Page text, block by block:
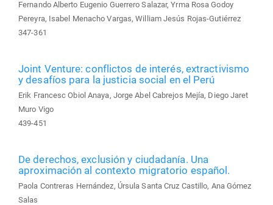
Fernando Alberto Eugenio Guerrero Salazar, Yrma Rosa Godoy
Pereyra, Isabel Menacho Vargas, William Jesús Rojas-Gutiérrez
347-361
Joint Venture: conflictos de interés, extractivismo
y desafíos para la justicia social en el Perú
Erik Francesc Obiol Anaya, Jorge Abel Cabrejos Mejía, Diego Jaret
Muro Vigo
439-451
De derechos, exclusión y ciudadanía. Una
aproximación al contexto migratorio español.
Paola Contreras Hernández, Úrsula Santa Cruz Castillo, Ana Gómez
Salas